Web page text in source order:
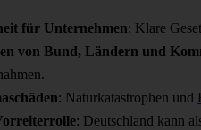
für Unternehmen: Klare
von Bund, Ländern und
: Naturkatastrophen und
: Deutschland kann